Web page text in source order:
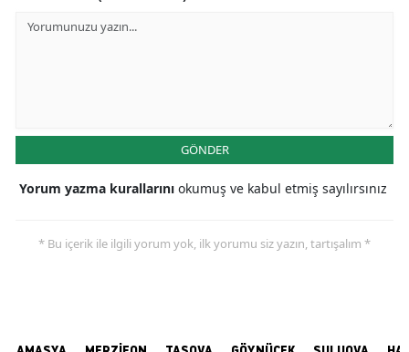
GÖNDER
Yorum yazma kurallarını okumuş ve kabul etmiş sayılırsınız
* Bu içerik ile ilgili yorum yok, ilk yorumu siz yazın, tartışalım *